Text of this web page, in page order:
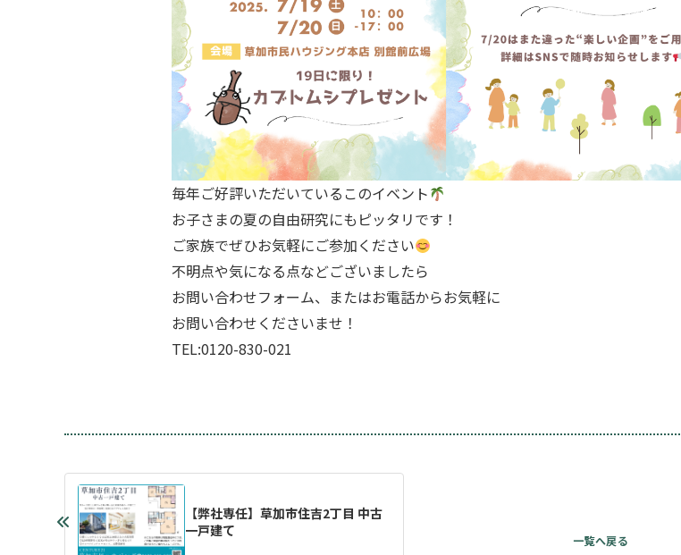
毎年ご好評いただいているこのイベント
お子さまの夏の自由研究にもピッタリです！
ご家族でぜひお気軽にご参加ください
不明点や気になる点などございましたら
お問い合わせフォーム、またはお電話からお気軽に
お問い合わせくださいませ！
TEL:0120-830-021
【弊社専任】草加市住吉2丁目 中古
一戸建て